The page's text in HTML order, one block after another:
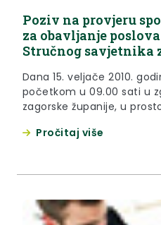
Poziv na provjeru
za obavljanje
Stručnog savjetnika
Dana 15. veljače 2010.
početkom u 09.00 sati u
zagorske županije, u
Krapina održati će se
Pročitaj više